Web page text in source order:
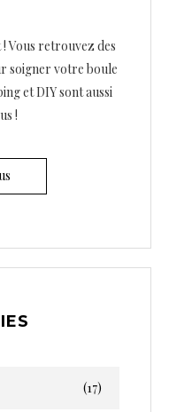
Vous retrouvez des
soigner votre boule
et DIY sont aussi
!
(17)